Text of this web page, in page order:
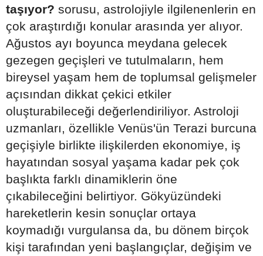
taşıyor? sorusu, astrolojiyle ilgilenenlerin en
çok araştırdığı konular arasında yer alıyor.
Ağustos ayı boyunca meydana gelecek
gezegen geçişleri ve tutulmaların, hem
bireysel yaşam hem de toplumsal gelişmeler
açısından dikkat çekici etkiler
oluşturabileceği değerlendiriliyor. Astroloji
uzmanları, özellikle Venüs'ün Terazi burcuna
geçişiyle birlikte ilişkilerden ekonomiye, iş
hayatından sosyal yaşama kadar pek çok
başlıkta farklı dinamiklerin öne
çıkabileceğini belirtiyor. Gökyüzündeki
hareketlerin kesin sonuçlar ortaya
koymadığı vurgulansa da, bu dönem birçok
kişi tarafından yeni başlangıçlar, değişim ve